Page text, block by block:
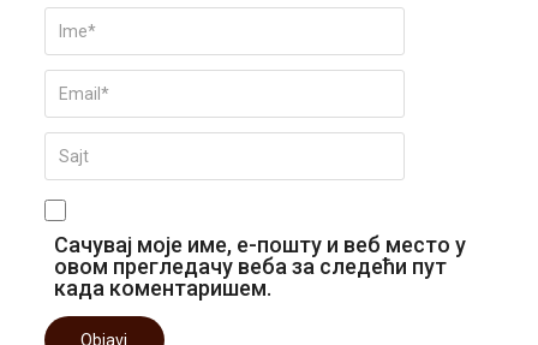
Сачувај моје име, е-пошту и веб место у
овом прегледачу веба за следећи пут
када коментаришем.